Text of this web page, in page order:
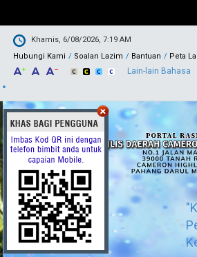
Khamis, 6/08/2026, 7:19 AM
Hubungi Kami
Soalan Lazim Bantuan Peta
Lain-lain Bahasa